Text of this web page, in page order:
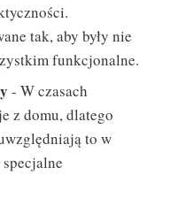
tak, aby były nie
funkcjonalne.
- W czasach
z domu, dlatego
to w